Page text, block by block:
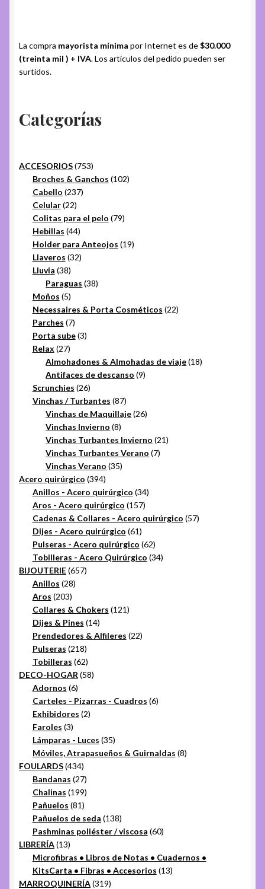
La compra mayorista mínima por Internet es de$30.000
(treinta mil ) + IVA. Los artículos del pedido pueden ser
surtidos.
Categorías
ACCESORIOS 753753
productos
Broches & Ganchos 102102
Cabello 237237
Celular 2222
productos
Colitas para el pelo 7979
Hebillas 4444
productos
Holder para Anteojos 1919
Llaveros 3232
Lluvia 3838
productos
Paraguas 3838
Moños 55
productos
Necessaires & Porta Cosméticos 2222
Parches 77
productos
Porta sube 33
Relax 2727
productos
Almohadones & Almohadas de viaje 1818
Antifaces de descanso 99
Scrunchies 2626
productos
Vinchas / Turbantes 8787
productos
Vinchas de Maquillaje 2626
Vinchas Invierno 88
productos
Vinchas Turbantes Invierno 2121
Vinchas Turbantes Verano 77
Vinchas Verano 3535
Acero quirúrgico 394394
productos
Anillos - Acero quirúrgico 3434
Aros - Acero quirúrgico 157157
productos
Cadenas & Collares - Acero quirúrgico 5757
Dijes - Acero quirúrgico 6161
productos
Pulseras - Acero quirúrgico 6262
productos
Tobilleras - Acero Quirúrgico 3434
BIJOUTERIE 657657
Anillos 2828
Aros 203203
productos
Collares & Chokers 121121
Dijes & Pines 1414
productos
Prendedores & Alfileres 2222
Pulseras 218218
productos
Tobilleras 6262
productos
DECO-HOGAR 5858
Adornos 66
productos
Carteles - Pizarras - Cuadros 66
Exhibidores 22
Faroles 33
productos
Lámparas - Luces 3535
productos
Móviles, Atrapasueños & Guirnaldas 88
FOULARDS 434434
productos
Bandanas 2727
productos
Chalinas 199199
productos
Pañuelos 8181
productos
Pañuelos de seda 138138
productos
Pashminas poliéster / viscosa 6060
LIBRERÍA 1313
productos
Microfibras • Libros de Notas • Cuadernos •
KitsCarta • Fibras • Accesorios 1313
MARROQUINERÍA 319319